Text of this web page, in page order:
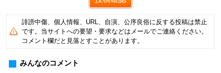
誹謗中傷、個人情報、URL、自演、公序良俗に反する投稿は禁止
です。当サイトへの要望・要求などはメールでご連絡ください。
コメント欄だと見落とすことがあります。
みんなのコメント